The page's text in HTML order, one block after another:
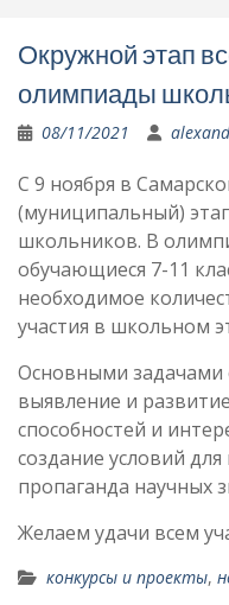
Окружной этап
олимпиады
08/11/2021
С 9 ноября в
(муниципальный)
школьников. В
обучающиеся 7-11
необходимое
участия в школьном
Основными задачами
выявление и
способностей и
создание условий
пропаганда научных
Желаем удачи всем
конкурсы и проекты,